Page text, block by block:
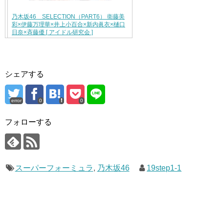
乃木坂46 SELECTION（PART6） 衛藤美
彩×伊藤万理華×井上小百合×新内眞衣×樋口
日奈×斉藤優 [ アイドル研究会 ]
シェアする
error 0 0
フォローする
スーパーフォーミュラ, 乃木坂46 19step1-1